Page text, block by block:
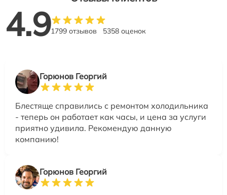
4.91799 отзывов 5358 оценок
Горюнов Георгий
Блестяще справились с ремонтом холодильника
- теперь он работает как часы, и цена за услуги
приятно удивила. Рекомендую данную
компанию!
Горюнов Георгий